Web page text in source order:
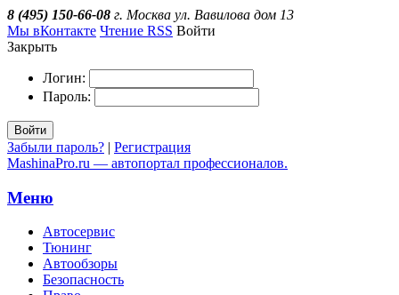
8 (495) 150-66-08 г. Москва ул. Вавилова дом 13
Мы вКонтакте Чтение RSS Войти
Закрыть
Логин:
Пароль:
Войти
Забыли пароль? | Регистрация
MashinaPro.ru — автопортал профессионалов.
Меню
Автосервис
Тюнинг
Автообзоры
Безопасность